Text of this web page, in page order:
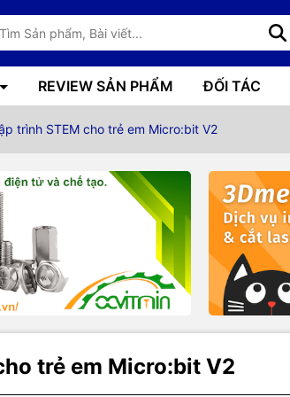
REVIEW SẢN PHẨM ĐỐI TÁC
trình STEM cho trẻ em Micro:bit V2
trẻ em Micro:bit V2